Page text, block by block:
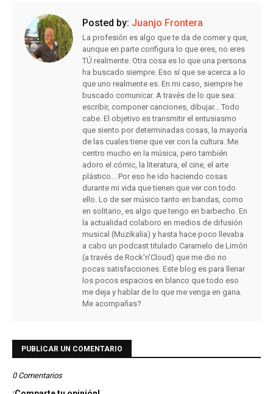
Posted by: Juanjo Frontera
La profesión es algo que te da de comer y que,
aunque en parte configura lo que eres, no eres
TÚ realmente. Otra cosa es lo que una persona
ha buscado siempre. Eso sí que se acerca a lo
que uno realmente es. En mi caso, siempre he
buscado comunicar. A través de lo que sea:
escribir, componer canciones, dibujar... Todo
cabe. El objetivo es transmitir el entusiasmo
que siento por determinadas cosas, la mayoría
de las cuales tiene que ver con la cultura. Me
centro mucho en la música, pero también
adoro el cómic, la literatura, el cine, el arte
plástico... Por eso he ido haciendo cosas
durante mi vida que tienen que ver con todo
ello. Lo de ser músico tanto en bandas, como
en solitario, es algo que tengo en barbecho. En
la actualidad colaboro en medios de difusión
musical (Muzikalia) y hasta hace poco llevaba
a cabo un podcast titulado Caramelo de Limón
(a través de Rock'n'Cloud) que me dio no
pocas satisfacciones. Este blog es para llenar
los pocos espacios en blanco que todo eso
me deja y hablar de lo que me venga en gana.
Me acompañas?
PUBLICAR UN COMENTARIO
0 Comentarios